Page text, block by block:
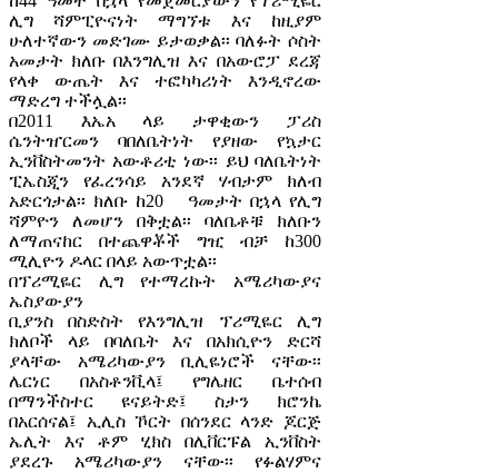
ሊግ ሻምፒዮናነት ማግኘቱ እና ከዚያም
ሁለተኛውን መድገሙ ይታወቃል፡፡ ባለፉት ሶስት
አመታት ክለቡ በእንግሊዝ እና በአውሮፓ ደረጃ
የላቀ ውጤት እና ተፎካካሪነት እንዲኖረው
ማድረግ ተችሏል፡፡
በ2011 እኤአ ላይ ታዋቂውን ፓሪስ
ሴንትዠርመን ባበለቤትነት የያዘው የኳታር
ኢንቨስትመንት አውቶሪቲ ነው፡፡ ይህ ባለቤትነት
ፒኤስጂን የፈረንሳይ አንደኛ ሃብታም ክለብ
አድርጎታል፡፡ ክለቡ ከ20 ዓመታት በኋላ የሊግ
ሻምዮን ለመሆን በቅቷል፡፡ ባለቤቶቹ ክለቡን
ለማጠናከር በተጨዋቾች ግዢ ብቻ ከ300
ሚሊዮን ዶላር በላይ አውጥቷል፡፡
በፕሪሚዬር ሊግ የተማረኩት አሜሪካውያና
ኤስያውያን
ቢያንስ በስድስት የእንግሊዝ ፕሪሚዬር ሊግ
ክለቦች ላይ በባለቤት እና በአክሲዮን ድርሻ
ያላቸው አሜሪካውያን ቢሊዬነሮች ናቸው፡፡
ሌርነር በአስቶንቪላ፤ የግሌዘር ቤተሰብ
በማንችስተር ዩናይትድ፤ ስታን ክሮንኬ
በአርሰናል፤ ኢሊስ ኾርት በሰንደር ላንድ ጆርጅ
ኤሊት እና ቶም ሂክስ በሊቨርፑል ኢንቨስት
ያደረጉ አሜሪካውያን ናቸው፡፡ የፉልሃምና